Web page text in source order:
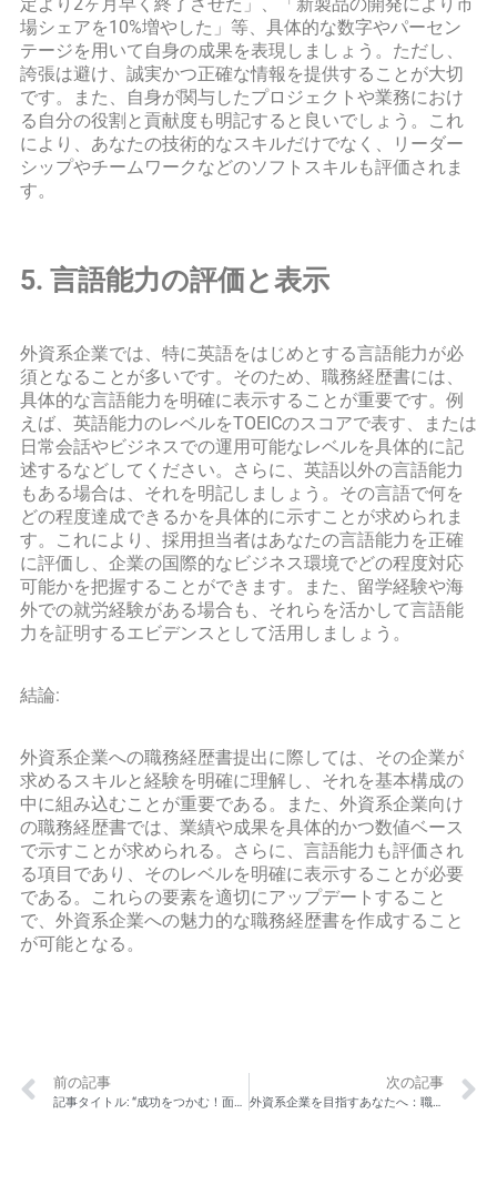
場シェアを10%増やした」等、具体的な数字やパーセン
テージを用いて自身の成果を表現しましょう。ただし、
誇張は避け、誠実かつ正確な情報を提供することが大切
です。また、自身が関与したプロジェクトや業務におけ
る自分の役割と貢献度も明記すると良いでしょう。これ
により、あなたの技術的なスキルだけでなく、リーダー
シップやチームワークなどのソフトスキルも評価されま
す。
5. 言語能力の評価と表示
外資系企業では、特に英語をはじめとする言語能力が必
須となることが多いです。そのため、職務経歴書には、
具体的な言語能力を明確に表示することが重要です。例
えば、英語能力のレベルをTOEICのスコアで表す、または
日常会話やビジネスでの運用可能なレベルを具体的に記
述するなどしてください。さらに、英語以外の言語能力
もある場合は、それを明記しましょう。その言語で何を
どの程度達成できるかを具体的に示すことが求められま
す。これにより、採用担当者はあなたの言語能力を正確
に評価し、企業の国際的なビジネス環境でどの程度対応
可能かを把握することができます。また、留学経験や海
外での就労経験がある場合も、それらを活かして言語能
力を証明するエビデンスとして活用しましょう。
結論:
外資系企業への職務経歴書提出に際しては、その企業が
求めるスキルと経験を明確に理解し、それを基本構成の
中に組み込むことが重要である。また、外資系企業向け
の職務経歴書では、業績や成果を具体的かつ数値ベース
で示すことが求められる。さらに、言語能力も評価され
る項目であり、そのレベルを明確に表示することが必要
である。これらの要素を適切にアップデートすること
で、外資系企業への魅力的な職務経歴書を作成すること
が可能となる。
前の記事 次の記事